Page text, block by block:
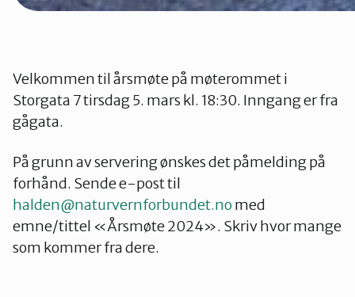
Velkommen til årsmøte på møterommet i
Storgata 7 tirsdag 5. mars kl. 18:30. Inngang er fra
gågata.
På grunn av servering ønskes det påmelding på
forhånd. Sende e-post til
halden@naturvernforbundet.nomed
emne/tittel «Årsmøte 2024». Skriv hvor mange
som kommer fra dere.